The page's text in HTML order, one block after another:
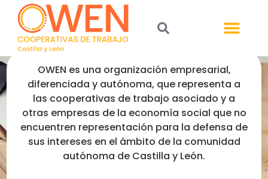
OWEN es una organización empresarial,
diferenciada y autónoma, que representa a
las cooperativas de trabajo asociado y a
otras empresas de la economía social que no
encuentren representación para la defensa de
sus intereses en el ámbito de la comunidad
autónoma de Castilla y León.